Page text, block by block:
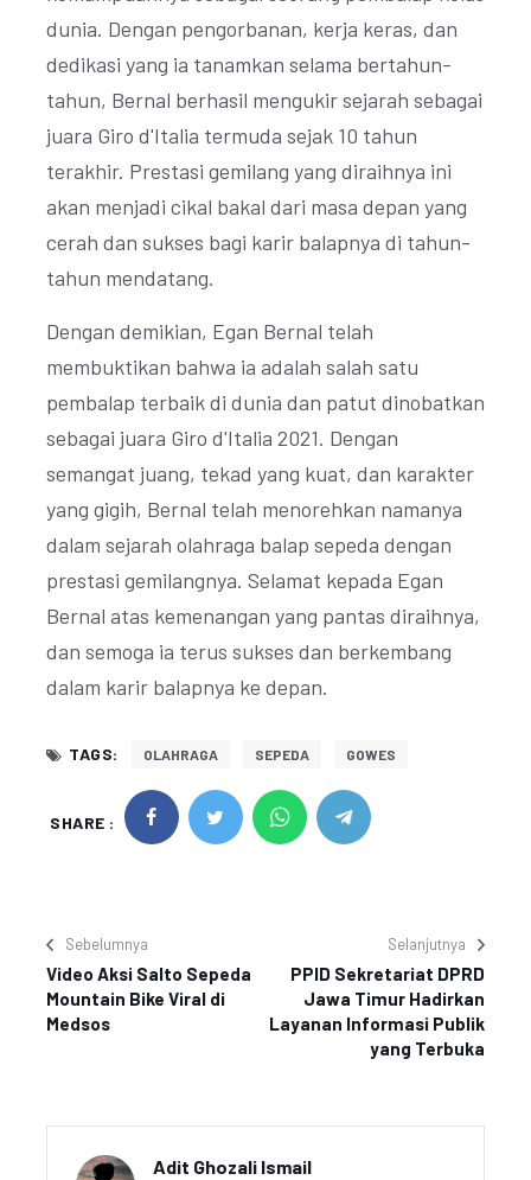
dunia. Dengan pengorbanan, kerja keras, dan
dedikasi yang ia tanamkan selama bertahun-
tahun, Bernal berhasil mengukir sejarah sebagai
juara Giro d'Italia termuda sejak 10 tahun
terakhir. Prestasi gemilang yang diraihnya ini
akan menjadi cikal bakal dari masa depan yang
cerah dan sukses bagi karir balapnya di tahun-
tahun mendatang.
Dengan demikian, Egan Bernal telah
membuktikan bahwa ia adalah salah satu
pembalap terbaik di dunia dan patut dinobatkan
sebagai juara Giro d'Italia 2021. Dengan
semangat juang, tekad yang kuat, dan karakter
yang gigih, Bernal telah menorehkan namanya
dalam sejarah olahraga balap sepeda dengan
prestasi gemilangnya. Selamat kepada Egan
Bernal atas kemenangan yang pantas diraihnya,
dan semoga ia terus sukses dan berkembang
dalam karir balapnya ke depan.
TAGS: OLAHRAGA SEPEDA GOWES
SHARE :
Sebelumnya
Video Aksi Salto Sepeda
Mountain Bike Viral di
Medsos
Selanjutnya
PPID Sekretariat DPRD
Jawa Timur Hadirkan
Layanan Informasi Publik
yang Terbuka
Adit Ghozali Ismail